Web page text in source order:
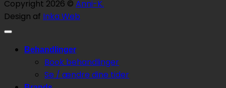
Copyright 2026 © Anni-K.
Design af Inka Web
Behandlinger
Book behandlinger
Se / ændre dine tider